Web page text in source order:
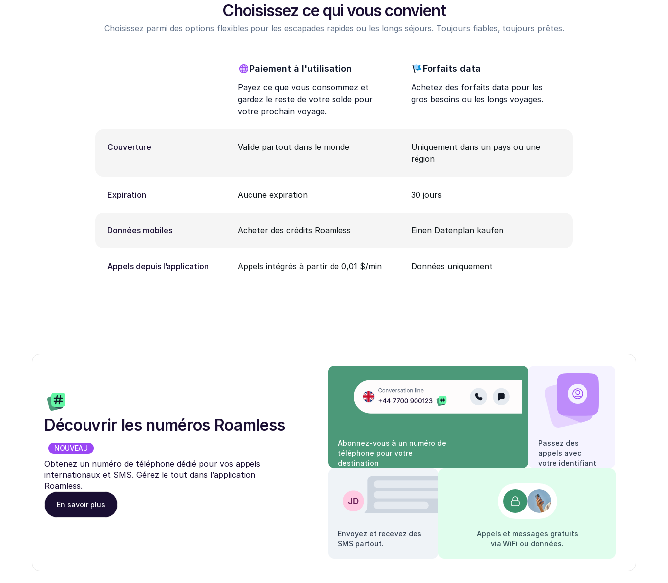
Choisissez ce qui vous convient
Choisissez parmi des options flexibles pour les escapades rapides ou les longs séjours. Toujours fiables, toujours prêtes.
Paiement à l'utilisation
Payez ce que vous consommez et
gardez le reste de votre solde pour
votre prochain voyage.
Forfaits data
Achetez des forfaits data pour les
gros besoins ou les longs voyages.
Couverture Valide partout dans le monde
Uniquement dans un pays ou une
région
Expiration Aucune expiration 30 jours
Données mobiles Acheter des crédits Roamless Einen Datenplan kaufen
Appels depuis l’application Appels intégrés à partir de 0,01 $/min Données uniquement
Découvrir les numéros Roamless
NOUVEAU
Obtenez un numéro de téléphone dédié pour vos appels
internationaux et SMS. Gérez le tout dans l’application
Roamless.
En savoir plus
Abonnez-vous à un numéro de
téléphone pour votre
destination
Passez des
appels avec
votre identifiant
Envoyez et recevez des
SMS partout.
Appels et messages gratuits
via WiFi ou données.